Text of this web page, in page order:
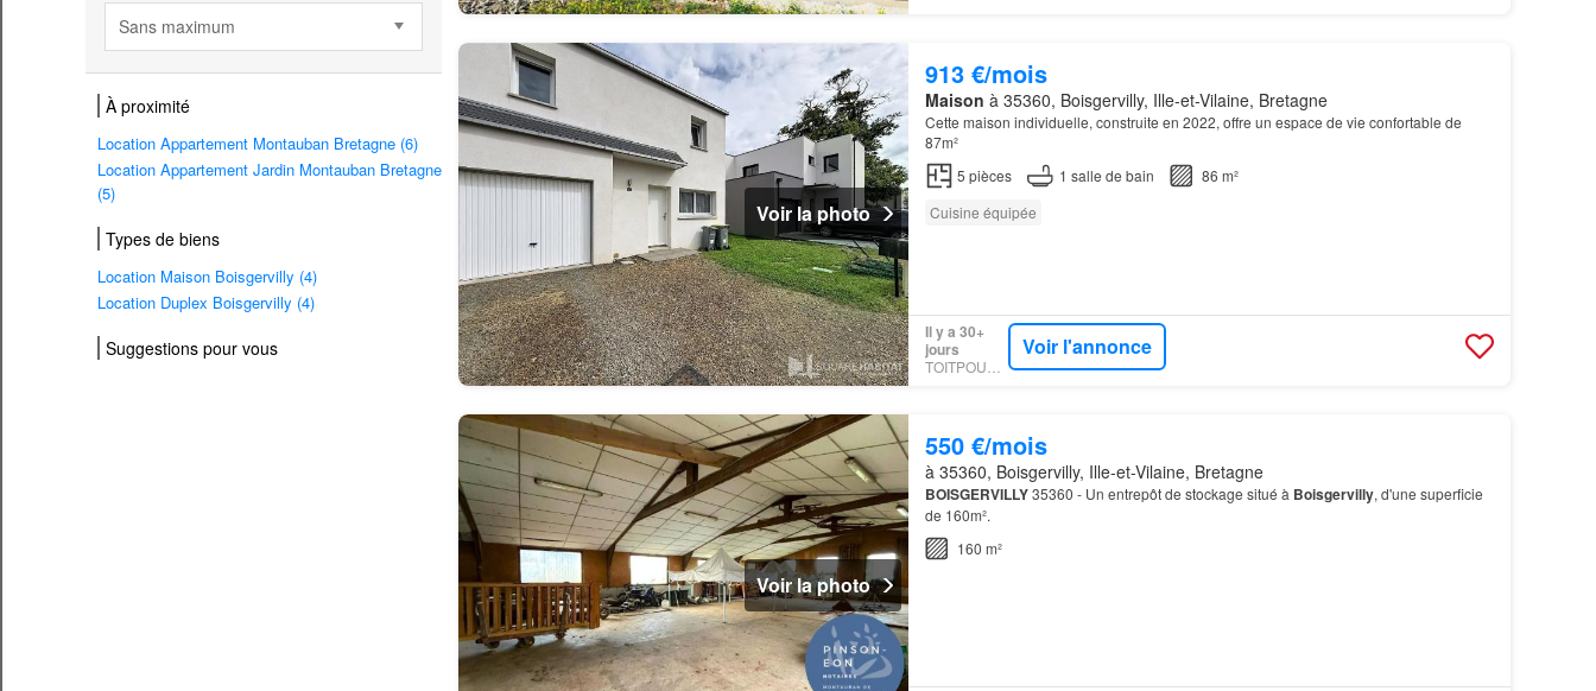
Sans maximum
À proximité
Location Appartement Montauban Bretagne (6)
Location Appartement Jardin Montauban Bretagne
(5)
Types de biens
Location Maison Boisgervilly (4)
Location Duplex Boisgervilly (4)
Suggestions pour vous
Voir la photo
913 €/mois
Maison à 35360, Boisgervilly, Ille-et-Vilaine, Bretagne
Cette maison individuelle, construite en 2022, offre un espace de vie confortable de
87m²
5 pièces 1 salle de bain
86 m²
Cuisine équipée
Il y a 30+
jours
TOITPOURTOI
Voir l'annonce
Voir la photo
550 €/mois
à 35360, Boisgervilly, Ille-et-Vilaine, Bretagne
BOISGERVILLY35360 - Un entrepôt de stockage situé à Boisgervilly, d'une superficie
de 160m².
160 m²